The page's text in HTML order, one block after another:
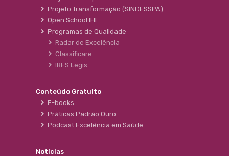
Projeto Transformação (SINDESSPA)
Open School IHI
Programas de Qualidade
Radar de Excelência
Classificare
IBES Legis
Conteúdo Gratuito
E-books
Práticas Padrão Ouro
Podcast Excelência em Saúde
Notícias